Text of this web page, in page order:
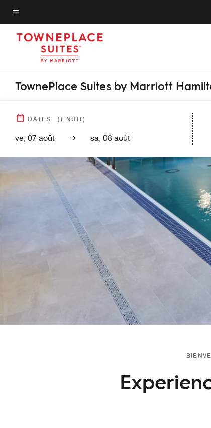
Skip
to
main
Texte du menu
TownePlace Suites by Marriott
DATES (1 NUIT)
ve, 07 août sa, 08 août